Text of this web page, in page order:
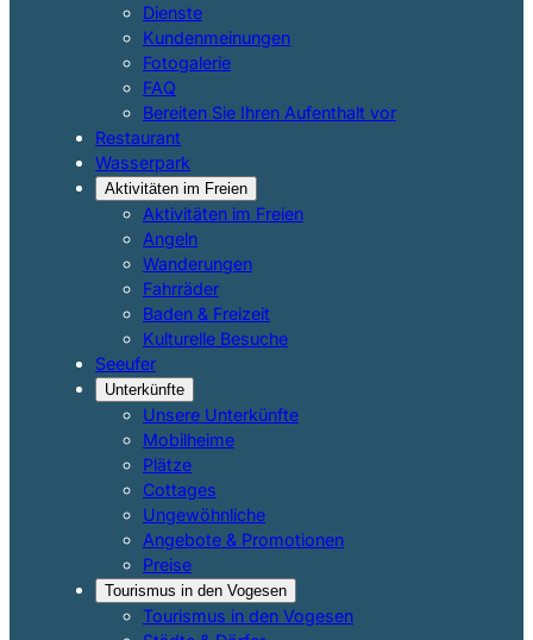
Dienste
Kundenmeinungen
Fotogalerie
FAQ
Bereiten Sie Ihren Aufenthalt vor
Restaurant
Wasserpark
Aktivitäten im Freien
Aktivitäten im Freien
Angeln
Wanderungen
Fahrräder
Baden & Freizeit
Kulturelle Besuche
Seeufer
Unterkünfte
Unsere Unterkünfte
Mobilheime
Plätze
Cottages
Ungewöhnliche
Angebote & Promotionen
Preise
Tourismus in den Vogesen
Tourismus in den Vogesen